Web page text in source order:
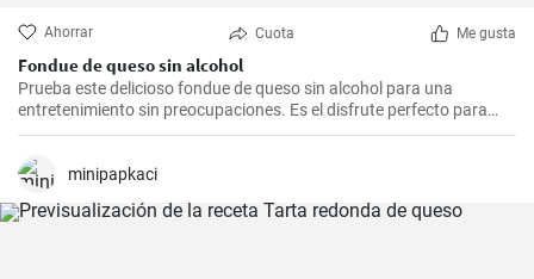
Ahorrar Cuota Me gusta
Fondue de queso sin alcohol
Prueba este delicioso fondue de queso sin alcohol para una
entretenimiento sin preocupaciones. Es el disfrute perfecto para
una noche acogedora con amigos y familiares. Sírvelo con tus
frutas para una experiencia culinaria inolvidable.
minipapkaci